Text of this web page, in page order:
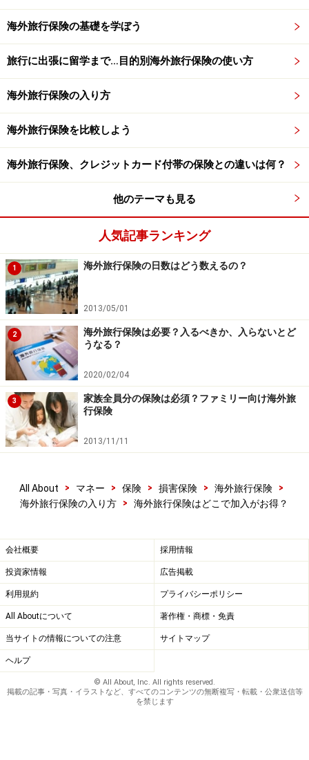
海外旅行保険の基礎を学ぼう
旅行に出張に留学まで…目的別海外旅行保険の使い方
海外旅行保険の入り方
海外旅行保険を比較しよう
海外旅行保険、クレジットカード付帯の保険との違いは何？
他のテーマも見る
人気記事ランキング
1 海外旅行保険の日数はどう数えるの？
2013/05/01
2
海外旅行保険は必要？入るべきか、入らないとど
うなる？
2020/02/04
3
家族全員分の保険は必須？ファミリー向け海外旅
行保険
2013/11/11
All About > マネー > 保険 > 損害保険 > 海外旅行保険
>
海外旅行保険の入り方
> 海外旅行保険はどこで加入がお得？
会社概要 採用情報
投資家情報 広告掲載
利用規約 プライバシーポリシー
All Aboutについて 著作権・商標・免責
当サイトの情報についての注意 サイトマップ
ヘルプ
© All About, Inc. All rights reserved.
掲載の記事・写真・イラストなど、すべてのコンテンツの無断複写・転載・公衆送信等
を禁じます